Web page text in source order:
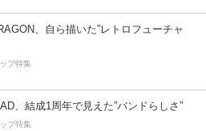
、自ら描いた”レトロフューチャ
プ特集
、結成1周年で見えた”バンドらしさ”
プ特集